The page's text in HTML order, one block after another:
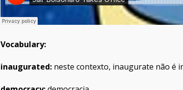
Vocabulary:
inaugurated: neste contexto, inaugurate não é